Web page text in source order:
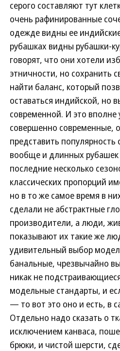
серого составляют тут
очень рафинированные
одежде видны ее
рубашках видны рубашки-
говорят, что они хотели
этничности, но сохранить
найти баланс, который
оставаться индийской, но
современной. И это вполне
совершенно современные,
представить
вообще и длинных рубашек
последние несколько
классических пропорций
но в то же самое время в
сделали не абстрактные
производители, а люди,
показывают их такие же
удивительный выбор
банальные, чрезвычайно
никак не
модельные стандарты, и
— то вот это оно и есть, в
Отдельно надо сказать о
исключением канваса,
брюки, и чистой шерсти,